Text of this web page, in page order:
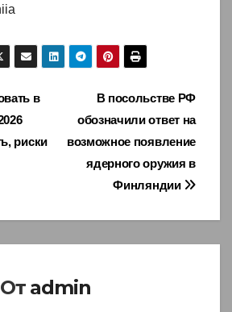
В посольстве РФ
обозначили ответ на
возможное появление
ядерного оружия в
Финляндии
в
риски
От admin